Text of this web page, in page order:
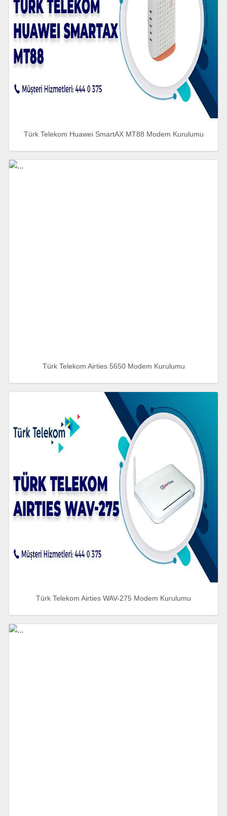
Türk Telekom Huawei SmartAX MT88 Modem Kurulumu
Türk Telekom Airties 5650 Modem Kurulumu
Türk Telekom Airties WAV-275 Modem Kurulumu